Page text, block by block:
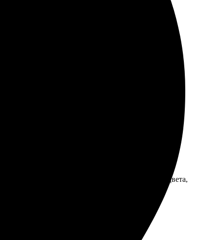
Обязательно обращусь снова.
отличное качество. Буду заказывать снова.
работу. Результат превзошёл ожидания: яркие цвета,